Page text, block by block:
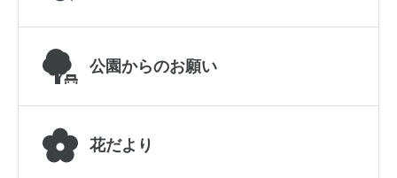
公園からのお願い
花だより